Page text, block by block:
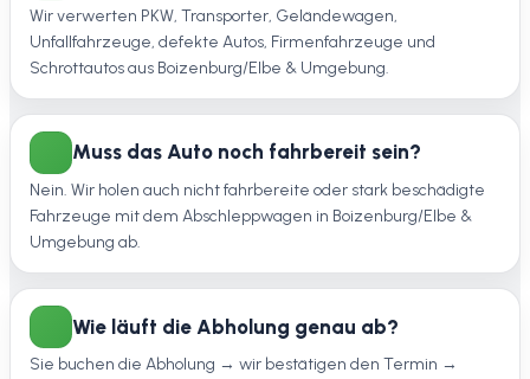
Wir verwerten PKW, Transporter, Geländewagen,
Unfallfahrzeuge, defekte Autos, Firmenfahrzeuge und
Schrottautos aus Boizenburg/Elbe & Umgebung.
Muss das Auto noch fahrbereit sein?
Nein. Wir holen auch nicht fahrbereite oder stark beschädigte
Fahrzeuge mit dem Abschleppwagen in Boizenburg/Elbe &
Umgebung ab.
Wie läuft die Abholung genau ab?
Sie buchen die Abholung → wir bestätigen den Termin →